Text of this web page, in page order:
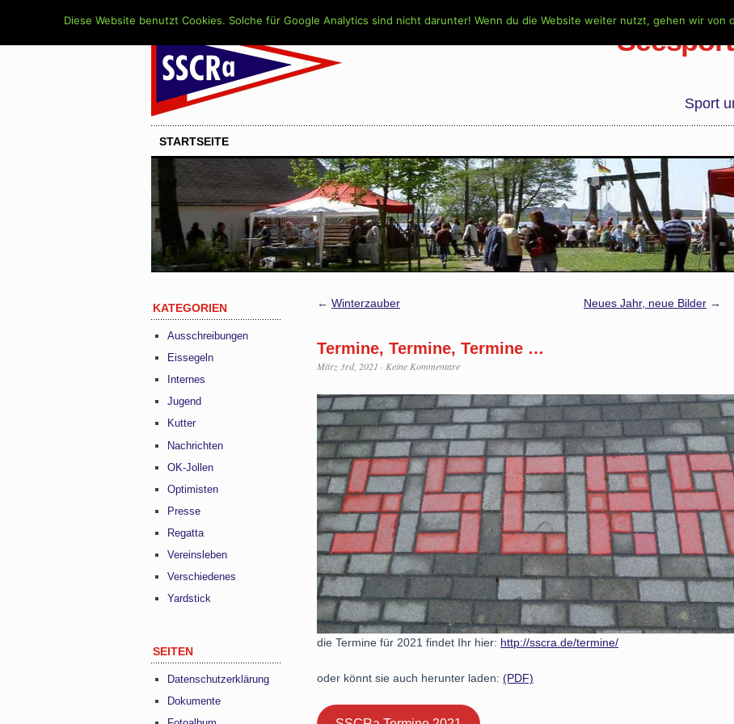
Sport
STARTSEITE
KATEGORIEN
Ausschreibungen
Eissegeln
Internes
Jugend
Kutter
Nachrichten
OK-Jollen
Optimisten
Presse
Regatta
Vereinsleben
Verschiedenes
Yardstick
SEITEN
Datenschutzerklärung
Dokumente
← Winterzauber Neues Jahr, neue Bilder →
Termine, Termine, Termine …
März 3rd, 2021 · Keine Kommentare
die Termine für 2021 findet Ihr hier: http://sscra.de/termine/
oder könnt sie auch herunter laden: (PDF)
Diese Website benutzt Cookies. Solche für Google Analytics sind nicht darunter! Wenn du die Website weiter nutzt, gehen wir von